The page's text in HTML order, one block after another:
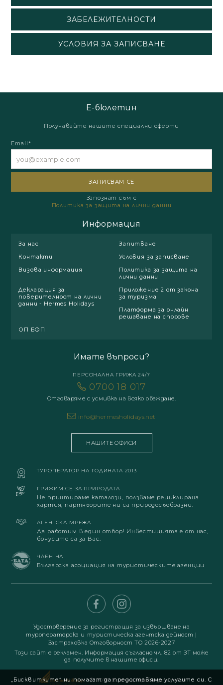
ЗАБЕЛЕЖИТЕЛНОСТИ
УСЛОВИЯ ЗА ЗАПИСВАНЕ
Е-бюлетин
Получавайте нашите специални оферти
Email*
Запознат съм с
Политика за защита на лични данни
Информация
За нас
Запитване
Контакти
Условия за записване
Визова информация
Политика за защита на
лични данни
Декларация за
поверителност на лични
данни - Hermes Holidays
Приложение 2 от закона
за туризма
Платформа за онлайн
решаване на спорове
ОП БФП
Имате въпроси?
ПЕРСОНАЛНА ГРИЖА 24/7
0700 18 017
Отговаряме с усмивка на всяко обаждане.
info@hermesholidays.net
НАШИТЕ ОФИСИ
ТУРОПЕРАТОР НА ГОДИНАТА 2013
ГРИЖИМ СЕ ЗА ПРИРОДАТА
Не принтираме каталози, ползваме рециклирана
хартия, партньорите ни са природосъобразни.
АГЕНТСКА МРЕЖА
Да работим в един отбор! Инвестицията е от нас,
бонусите са за Вас.
ЧЛЕН НА
Българска асоциация на туристическите агенции
Удостоверение за регистрация за извършване на
туроператорска и туристическа агентска дейност |
Застраховка Отговорност ТО 2026-2027
Този сайт е рекламен. Информация съгласно чл. 82 от ЗТ може
да получите в нашите офиси.
© 2019. Всички права запазени
„Бисквитките“ ни помагат да предоставяме услугите си. С